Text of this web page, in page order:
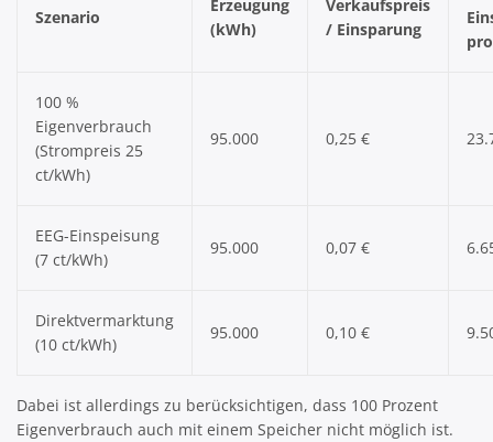
Szenario
Erzeugung
(kWh)
Verkaufspreis
/ Einsparung
100 %
Eigenverbrauch
(Strompreis 25
ct/kWh)
95.000 0,25 €
EEG-Einspeisung
(7 ct/kWh)
95.000 0,07 €
Direktvermarktung
(10 ct/kWh)
95.000 0,10 €
Dabei ist allerdings zu berücksichtigen, dass 100 Prozent
Eigenverbrauch auch mit einem Speicher nicht möglich ist.